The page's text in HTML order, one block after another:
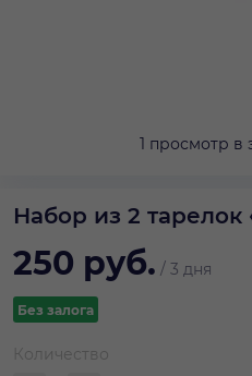
1 просмотр в
Набор из 2 тарелок
250 руб. / 3 дня
Без залога
Количество